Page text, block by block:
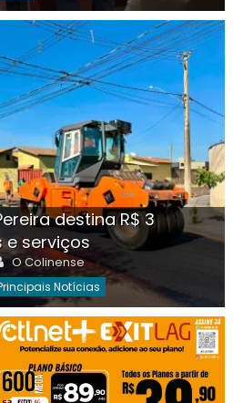
destina R$ 3
e serviços
Author
O Colinense
Notícias